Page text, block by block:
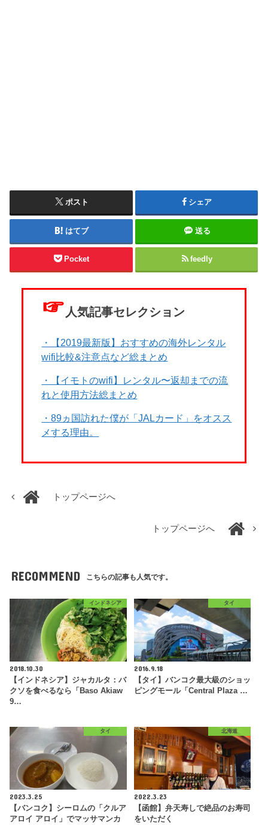
ポスト シェア
はてブ 送る
Pocket feedly
☞ 人気記事セレクション
・【2019最新版】おすすめの海外レンタル
wifi比較&注意点など総まとめ
・【イモトのwifi】レンタル〜返却までの流
れと使用方法総まとめ
・89ヵ国訪れた僕が「JALカード」をオスス
メする理由。
トップページへ
トップページへ
RECOMMEND こちらの記事も人気です。
インドネシア
2018.10.30
【インドネシア】ジャカルタ：バ
クソを食べるなら「Baso Akiaw
9…
タイ
2016.9.18
【タイ】バンコク最大級のショッ
ピングモール「Central Plaza …
タイ
2023.3.25
【バンコク】シーロムの「クルア
アロイ アロイ」でマッサマンカ
北海道
2022.3.23
【函館】弁天寿しで絶品のお寿司
をいただく